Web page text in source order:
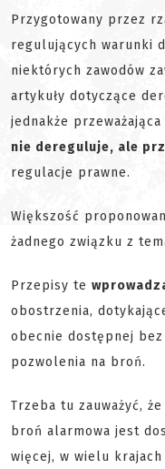
Przygotowany przez
regulujących warunki
niektórych zawodów
artykuły dotyczące
jednakże
nie dereguluje, ale
regulacje prawne.
Większość
żadnego związku z
Przepisy te
obostrzenia,
obecnie dostępnej
pozwolenia na broń.
Trzeba tu zauważyć,
broń alarmowa jest
więcej, w wielu